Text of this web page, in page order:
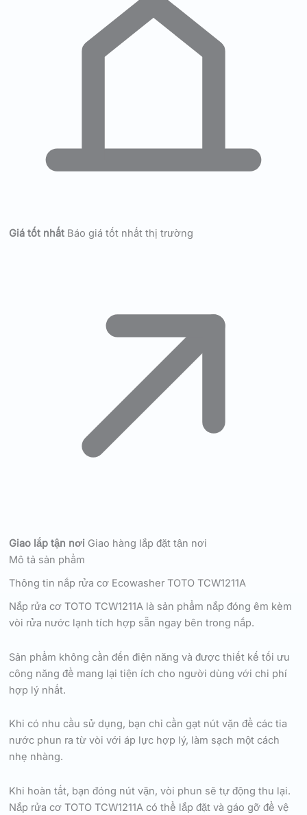
Giá tốt nhất Báo giá tốt nhất thị trường
Giao lắp tận nơi Giao hàng lắp đặt tận nơi
Mô tả sản phẩm
Thông tin nắp rửa cơ Ecowasher TOTO TCW1211A
Nắp rửa cơ TOTO TCW1211A là sản phẩm nắp đóng êm kèm
vòi rửa nước lạnh tích hợp sẵn ngay bên trong nắp.
Sản phẩm không cần đến điện năng và được thiết kế tối ưu
công năng để mang lại tiện ích cho người dùng với chi phí
hợp lý nhất.
Khi có nhu cầu sử dụng, bạn chỉ cần gạt nút vặn để các tia
nước phun ra từ vòi với áp lực hợp lý, làm sạch một cách
nhẹ nhàng.
Khi hoàn tất, bạn đóng nút vặn, vòi phun sẽ tự động thu lại.
Nắp rửa cơ TOTO TCW1211A có thể lắp đặt và gáo gỡ để vệ